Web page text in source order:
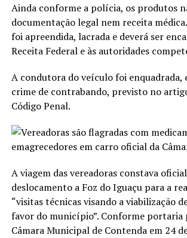
Ainda conforme a polícia, os produtos
documentação legal nem receita
foi apreendida, lacrada e deverá ser
Receita Federal e às autoridades
A condutora do veículo foi enquadrada,
crime de contrabando, previsto no
Código Penal.
A viagem das vereadoras constava
deslocamento a Foz do Iguaçu para a
“visitas técnicas visando a viabilização
favor do município”. Conforme portaria
Câmara Municipal de Contenda em 24